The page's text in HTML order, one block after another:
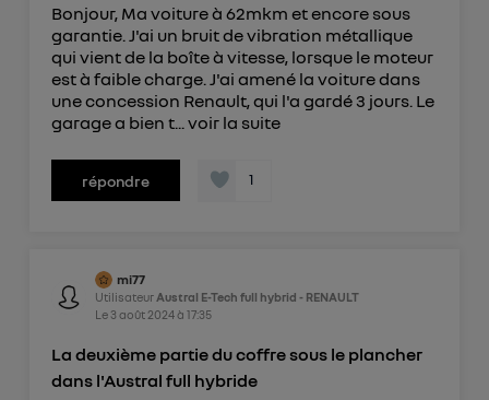
Bonjour, Ma voiture à 62mkm et encore sous
garantie. J'ai un bruit de vibration métallique
qui vient de la boîte à vitesse, lorsque le moteur
est à faible charge. J'ai amené la voiture dans
une concession Renault, qui l'a gardé 3 jours. Le
garage a bien t... voir la suite
répondre 1
mi77
Utilisateur Austral E-Tech full hybrid - RENAULT
Le 3 août 2024à 17:35
La deuxième partie du coffre sous le plancher
dans l'Austral full hybride